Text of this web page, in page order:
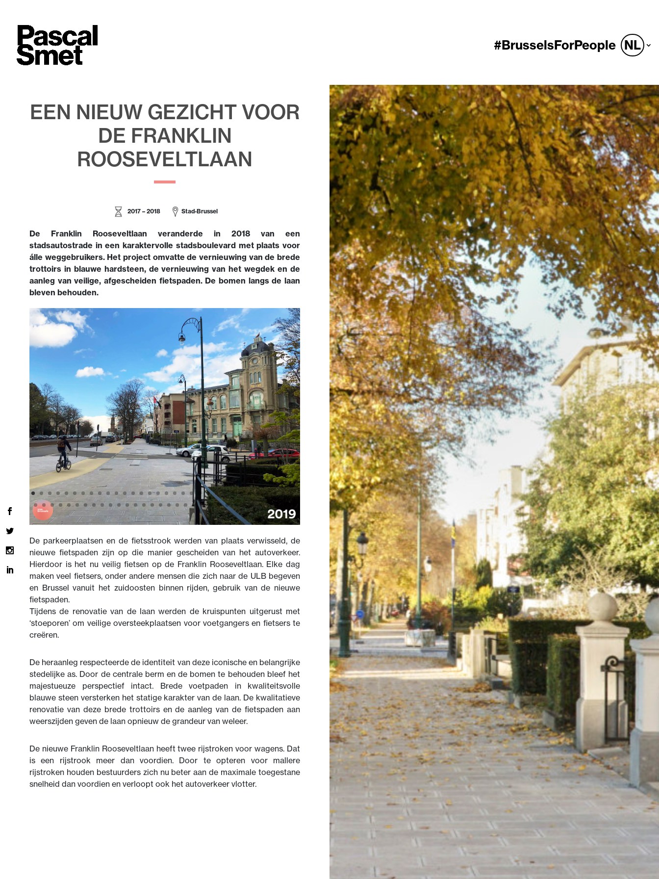
#BrusselsForPeople NL
EEN NIEUW GEZICHT VOOR
DE FRANKLIN
ROOSEVELTLAAN
2017 – 2018 Stad-Brussel
De Franklin Rooseveltlaan veranderde in 2018 van een
stadsautostrade in een karaktervolle stadsboulevard met plaats voor
álle weggebruikers. Het project omvatte de vernieuwing van de brede
trottoirs in blauwe hardsteen, de vernieuwing van het wegdek en de
aanleg van veilige, afgescheiden fietspaden. De bomen langs de laan
bleven behouden.
De parkeerplaatsen en de fietsstrook werden van plaats verwisseld, de
nieuwe fietspaden zijn op die manier gescheiden van het autoverkeer.
Hierdoor is het nu veilig fietsen op de Franklin Rooseveltlaan. Elke dag
maken veel fietsers, onder andere mensen die zich naar de ULB begeven
en Brussel vanuit het zuidoosten binnen rijden, gebruik van de nieuwe
fietspaden.
Tijdens de renovatie van de laan werden de kruispunten uitgerust met
‘stoeporen’ om veilige oversteekplaatsen voor voetgangers en fietsers te
creëren.
De heraanleg respecteerde de identiteit van deze iconische en belangrijke
stedelijke as. Door de centrale berm en de bomen te behouden bleef het
majestueuze perspectief intact. Brede voetpaden in kwaliteitsvolle
blauwe steen versterken het statige karakter van de laan. De kwalitatieve
renovatie van deze brede trottoirs en de aanleg van de fietspaden aan
weerszijden geven de laan opnieuw de grandeur van weleer.
De nieuwe Franklin Rooseveltlaan heeft twee rijstroken voor wagens. Dat
is een rijstrook meer dan voordien. Door te opteren voor mallere
rijstroken houden bestuurders zich nu beter aan de maximale toegestane
snelheid dan voordien en verloopt ook het autoverkeer vlotter.